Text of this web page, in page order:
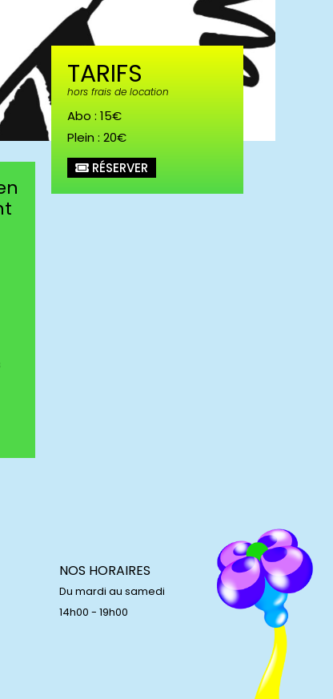
TARIFS
hors frais de location
Abo : 15€
Plein : 20€
RÉSERVER
NOS HORAIRES
Du mardi au samedi
14h00 - 19h00